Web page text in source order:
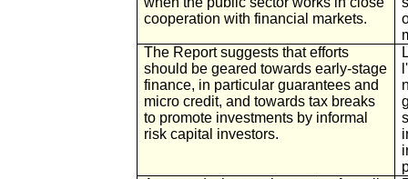
cooperation with financial markets.
The Report suggests that efforts
should be geared towards early-stage
finance, in particular guarantees and
micro credit, and towards tax breaks
to promote investments by informal
risk capital investors.